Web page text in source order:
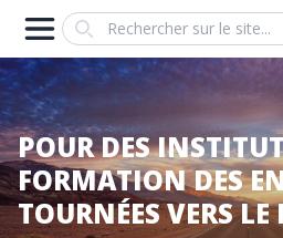
Search
POUR DES
FORMATION DES
TOURNÉES VERS LE